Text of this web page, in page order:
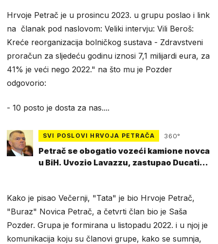
Hrvoje Petrač je u prosincu 2023. u grupu poslao i link
na članak pod naslovom: Veliki intervju: Vili Beroš:
Kreće reorganizacija bolničkog sustava - Zdravstveni
proračun za sljedeću godinu iznosi 7,1 milijardi eura, za
41% je veći nego 2022." na što mu je Pozder
odgovorio:
- 10 posto je dosta za nas....
SVI POSLOVI HRVOJA PETRAČA 360°
Petrač se obogatio vozeći kamione novca
u BiH. Uvozio Lavazzu, zastupao Ducati...
Kako je pisao Večernji, "Tata" je bio Hrvoje Petrač,
"Buraz" Novica Petrač, a četvrti član bio je Saša
Pozder. Grupa je formirana u listopadu 2022. i u njoj je
komunikacija koju su članovi grupe, kako se sumnja,